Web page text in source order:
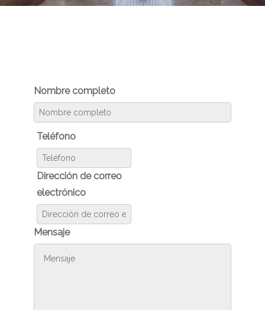
Nombre completo
Teléfono
Dirección de correo
electrónico
Mensaje